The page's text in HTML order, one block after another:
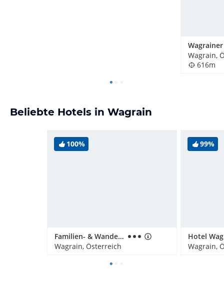
Wagrain,
616m
Beliebte Hotels in Wagrain
100%
Familien- & Wanderhotel Erika
Wagrain, Österreich
99%
Hotel
Wagrain,